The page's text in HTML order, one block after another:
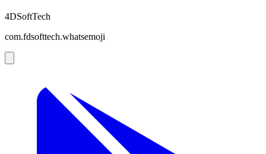
4DSoftTech
com.fdsofttech.whatsemoji